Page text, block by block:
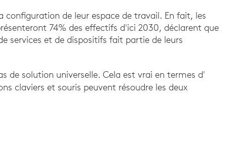
configuration de leur espace de travail. En fait, les
74% des effectifs d'ici 2030, déclarent que
services et de dispositifs fait partie de leurs
Cinq domaines technologiques clés séparent
de solution universelle. Cela est vrai en termes d'
claviers et souris peuvent résoudre les deux